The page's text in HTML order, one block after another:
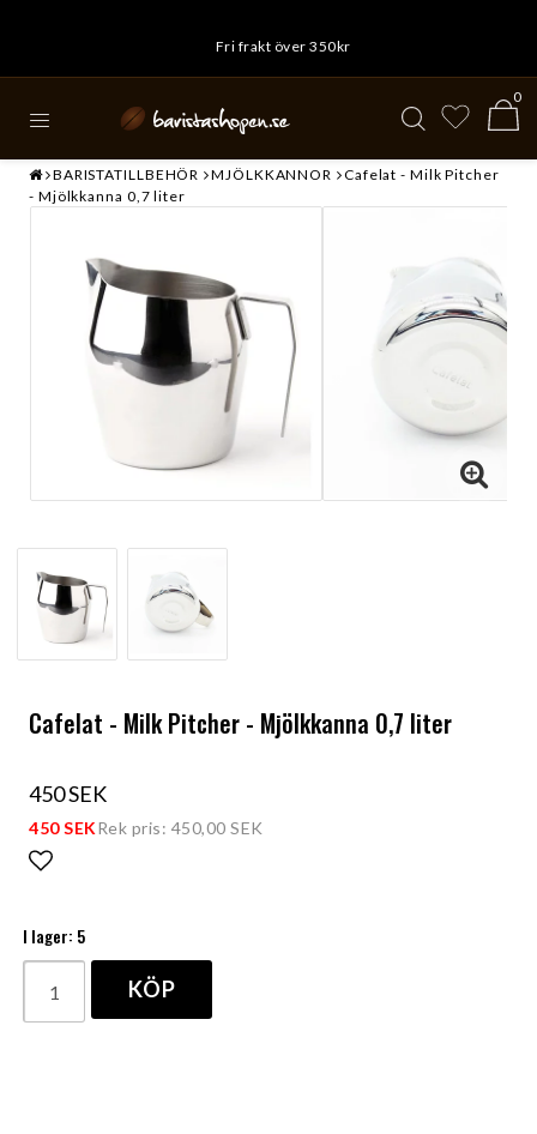
Fri frakt över 350kr
0
BARISTATILLBEHÖR MJÖLKKANNOR
Cafelat - Milk Pitcher
- Mjölkkanna 0,7 liter
Cafelat - Milk Pitcher - Mjölkkanna 0,7 liter
450 SEK
450 SEKRek pris: 450,00 SEK
I lager: 5
KÖP